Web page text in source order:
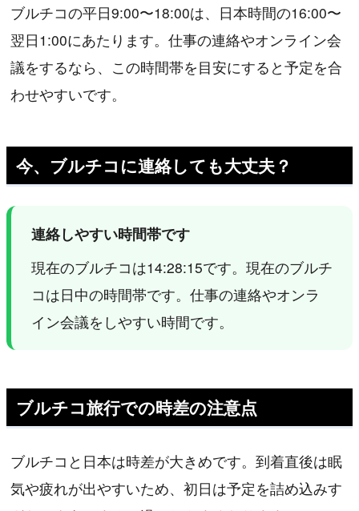
ブルチコの平日9:00〜18:00は、日本時間の16:00〜
翌日1:00にあたります。仕事の連絡やオンライン会
議をするなら、この時間帯を目安にすると予定を合
わせやすいです。
今、ブルチコに連絡しても大丈夫？
連絡しやすい時間帯です
現在のブルチコは14:28:15です。現在のブルチ
コは日中の時間帯です。仕事の連絡やオンラ
イン会議をしやすい時間です。
ブルチコ旅行での時差の注意点
ブルチコと日本は時差が大きめです。到着直後は眠
気や疲れが出やすいため、初日は予定を詰め込みす